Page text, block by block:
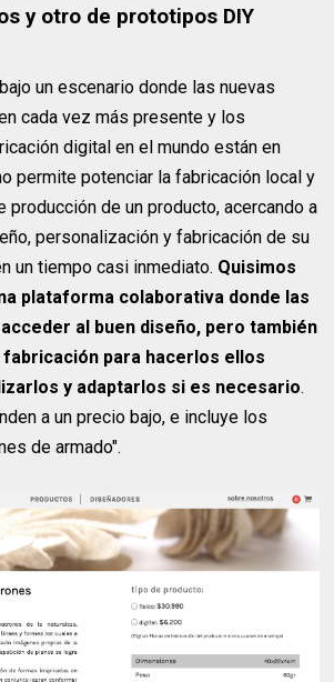
y otro de prototipos DIY
un escenario donde las nuevas
cada vez más presente y los
digital en el mundo están en
permite potenciar la fabricación local y
producción de un producto, acercando a
personalización y fabricación de su
un tiempo casi inmediato. Quisimos
plataforma colaborativa donde las
al buen diseño, pero también
para hacerlos ellos
y adaptarlos si es necesario.
a un precio bajo, e incluye los
de armado".